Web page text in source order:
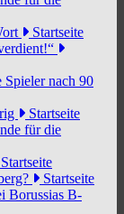
Startseite
Spieler nach 90
Startseite
für die
Startseite
Startseite
Borussias B-